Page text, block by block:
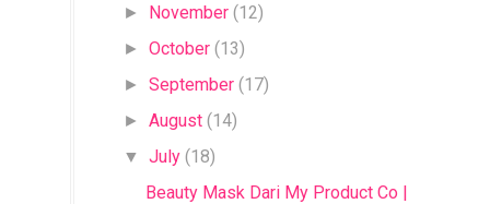
► November (12)
►October (13)
►September (17)
►August (14)
▼ July (18)
Beauty Mask Dari My Product Co |